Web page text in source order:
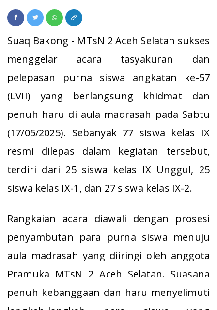
Suaq Bakong - MTsN 2 Aceh Selatan sukses
menggelar acara tasyakuran dan
pelepasan purna siswa angkatan ke-57
(LVII) yang berlangsung khidmat dan
penuh haru di aula madrasah pada Sabtu
(17/05/2025). Sebanyak 77 siswa kelas IX
resmi dilepas dalam kegiatan tersebut,
terdiri dari 25 siswa kelas IX Unggul, 25
siswa kelas IX-1, dan 27 siswa kelas IX-2.
Rangkaian acara diawali dengan prosesi
penyambutan para purna siswa menuju
aula madrasah yang diiringi oleh anggota
Pramuka MTsN 2 Aceh Selatan. Suasana
penuh kebanggaan dan haru menyelimuti